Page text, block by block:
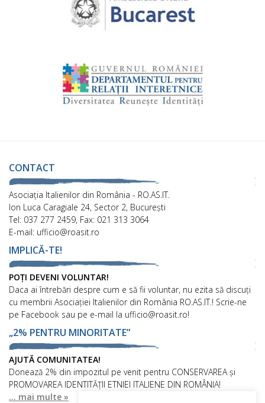
CONTACT
Asociaţia Italienilor din România - RO.AS.IT.
Ion Luca Caragiale 24, Sector 2, București
Tel: 037 277 2459, Fax: 021 313 3064
E-mail: ufficio@roasit.ro
IMPLICĂ-TE!
POȚI DEVENI VOLUNTAR!
Daca ai întrebări despre cum e să fii voluntar, nu ezita să discuți
cu membrii Asociației Italienilor din România RO.AS.IT.! Scrie-ne
pe Facebook sau pe e-mail la ufficio@roasit.ro!
„2% PENTRU MINORITATE”
AJUTĂ COMUNITATEA!
Donează 2% din impozitul pe venit pentru CONSERVAREA și
PROMOVAREA IDENTITĂȚII ETNIEI ITALIENE DIN ROMÂNIA!
... mai multe »